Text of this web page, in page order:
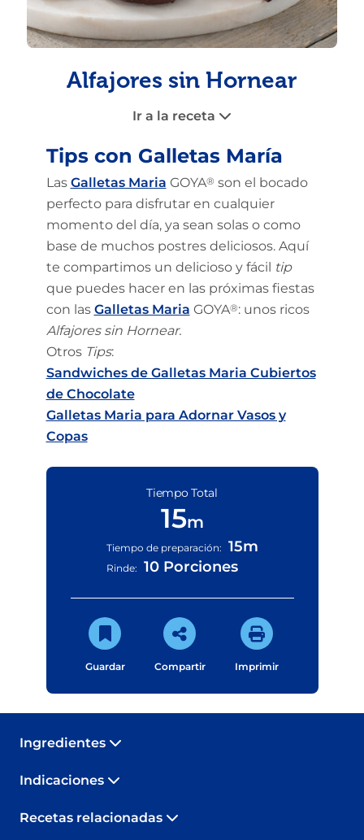
Alfajores sin Hornear
Ir a la receta
Tips con Galletas María
Las Galletas Maria GOYA® son el bocado
perfecto para disfrutar en cualquier
momento del día, ya sean solas o como
base de muchos postres deliciosos. Aquí
te compartimos un delicioso y fácil tip
que puedes hacer en las próximas fiestas
con las Galletas Maria GOYA®: unos ricos
Alfajores sin Hornear.
Otros Tips:
Sandwiches de Galletas Maria Cubiertos
de Chocolate
Galletas Maria para Adornar Vasos y
Copas
Tiempo Total
15m
Tiempo de preparación: 15m
Rinde: 10 Porciones
Guardar Compartir Imprimir
Ingredientes
Indicaciones
Recetas relacionadas